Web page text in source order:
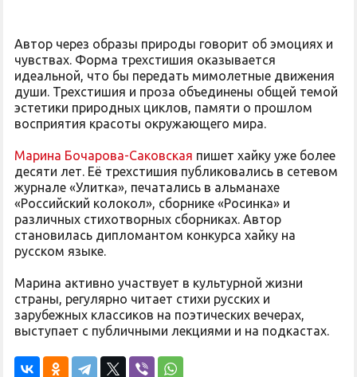
Автор через образы природы говорит об эмоциях и
чувствах. Форма трехстишия оказывается
идеальной, что бы передать мимолетные движения
души. Трехстишия и проза объединены общей темой
эстетики природных циклов, памяти о прошлом
восприятия красоты окружающего мира.
Марина Бочарова-Саковская пишет хайку уже более
десяти лет. Её трехстишия публиковались в сетевом
журнале «Улитка», печатались в альманахе
«Российский колокол», сборнике «Росинка» и
различных стихотворных сборниках. Автор
становилась дипломантом конкурса хайку на
русском языке.
Марина активно участвует в культурной жизни
страны, регулярно читает стихи русских и
зарубежных классиков на поэтических вечерах,
выступает с публичными лекциями и на подкастах.